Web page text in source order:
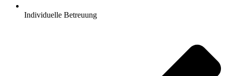
Individuelle Betreuung